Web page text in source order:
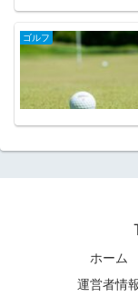
ゴルフ
ホーム
運営者情